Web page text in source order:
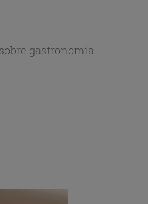
gastronomia